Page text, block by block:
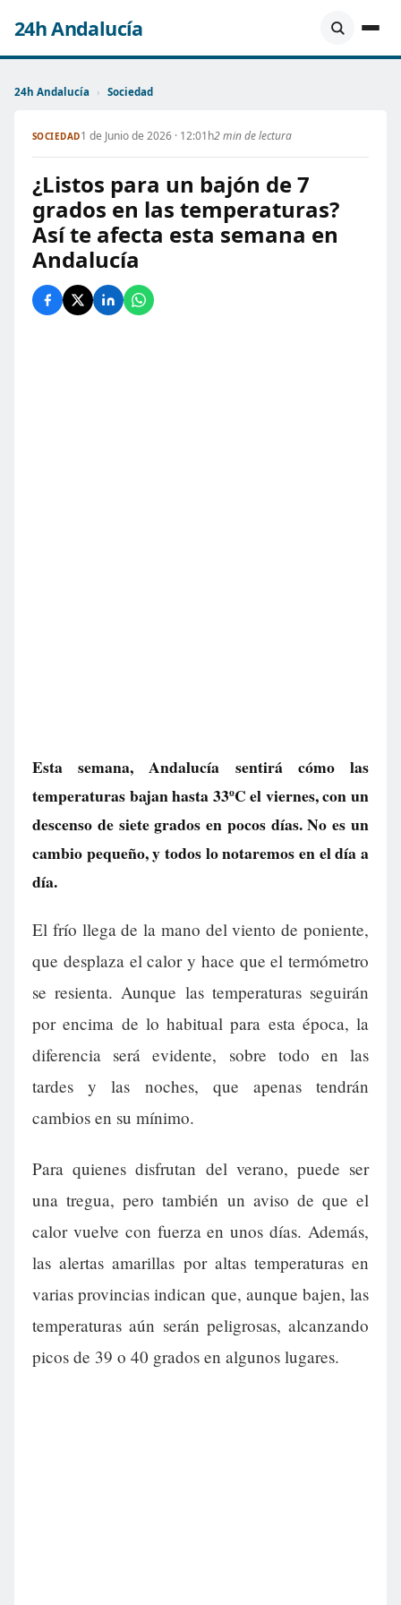
24h Andalucía
24h Andalucía › Sociedad
SOCIEDAD1 de Junio de 2026 · 12:01h2 min de lectura
¿Listos para un bajón de 7
grados en las temperaturas?
Así te afecta esta semana en
Andalucía
Esta semana, Andalucía sentirá cómo las
temperaturas bajan hasta 33ºC el viernes, con un
descenso de siete grados en pocos días. No es un
cambio pequeño, y todos lo notaremos en el día a
día.
El frío llega de la mano del viento de poniente,
que desplaza el calor y hace que el termómetro
se resienta. Aunque las temperaturas seguirán
por encima de lo habitual para esta época, la
diferencia será evidente, sobre todo en las
tardes y las noches, que apenas tendrán
cambios en su mínimo.
Para quienes disfrutan del verano, puede ser
una tregua, pero también un aviso de que el
calor vuelve con fuerza en unos días. Además,
las alertas amarillas por altas temperaturas en
varias provincias indican que, aunque bajen, las
temperaturas aún serán peligrosas, alcanzando
picos de 39 o 40 grados en algunos lugares.